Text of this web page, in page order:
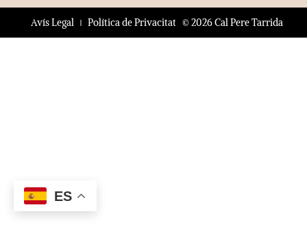
© 2026 Cal Pere Tarrida
Avís Legal Política de Privacitat
ES